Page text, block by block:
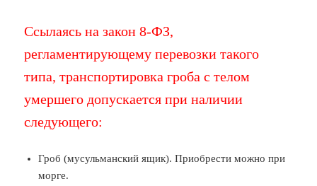
Ссылаясь на закон 8-ФЗ,
регламентирующему перевозки такого
типа, транспортировка гроба с телом
умершего допускается при наличии
следующего:
Гроб (мусульманский ящик). Приобрести можно при
морге.